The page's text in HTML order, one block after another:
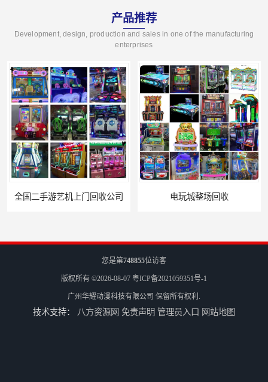
产品推荐
Development, design, production and sales in one of the manufacturing
enterprises
全国二手游艺机上门回收公司 电玩城整场回收
您是第748855位访客
版权所有 ©2026-08-07 粤ICP备2021059351号-1
广州华耀动漫科技有限公司 保留所有权利.
技术支持： 八方资源网 免责声明 管理员入口 网站地图